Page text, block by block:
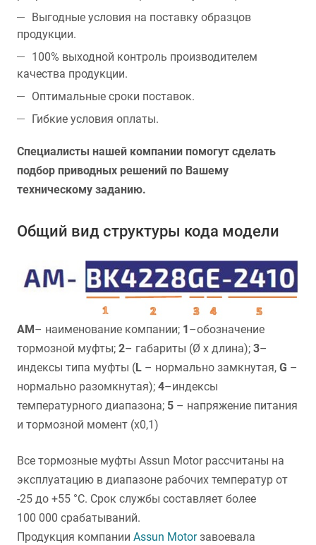
Выгодные условия на поставку образцов
продукции.
100% выходной контроль производителем
качества продукции.
Оптимальные сроки поставок.
Гибкие условия оплаты.
Специалисты нашей компании помогут сделать
подбор приводных решений по Вашему
техническому заданию.
Общий вид структуры кода модели
AM – наименование компании; 1 –обозначение
тормозной муфты; 2– габариты (Ø х длина); 3–
индексы типа муфты (L – нормально замкнутая, G –
нормально разомкнутая); 4–индексы
температурного диапазона; 5 – напряжение питания
и тормозной момент (х0,1)
Все тормозные муфты Assun Motor рассчитаны на
эксплуатацию в диапазоне рабочих температур от
-25 до +55 °С. Срок службы составляет более
100 000 срабатываний.
Продукция компании Assun Motorзавоевала